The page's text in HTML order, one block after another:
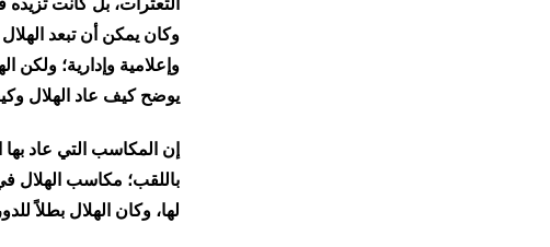
وكان يمكن أن تبعد
وإعلامية وإدارية؛ ولكن
يوضح كيف عاد الهلال
​إن المكاسب التي عاد بها
باللقب؛ مكاسب الهلال
لها، وكان الهلال بطلاً